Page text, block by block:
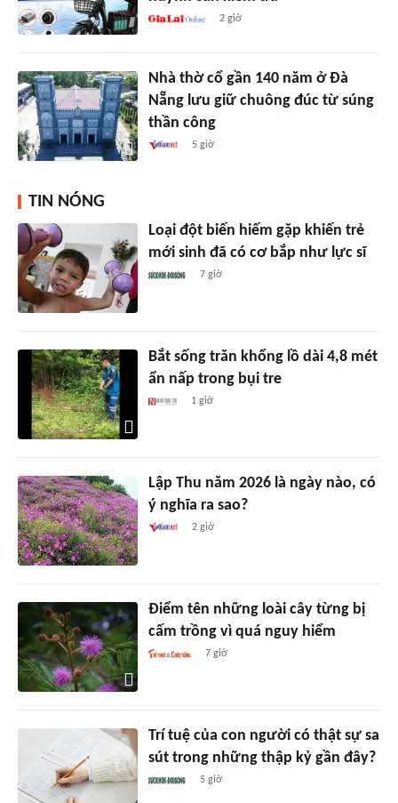
2 giờ
Nhà thờ cổ gần 140 năm ở Đà
Nẵng lưu giữ chuông đúc từ súng
thần công
5 giờ
TIN NÓNG
Loại đột biến hiếm gặp khiến trẻ
mới sinh đã có cơ bắp như lực sĩ
7 giờ
Bắt sống trăn khổng lồ dài 4,8 mét
ẩn nấp trong bụi tre
1 giờ
Lập Thu năm 2026 là ngày nào, có
ý nghĩa ra sao?
2 giờ
Điểm tên những loài cây từng bị
cấm trồng vì quá nguy hiểm
7 giờ
Trí tuệ của con người có thật sự sa
sút trong những thập kỷ gần đây?
5 giờ